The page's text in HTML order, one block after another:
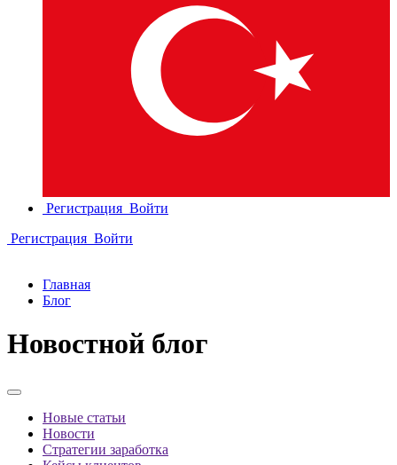
Регистрация Войти
Регистрация Войти
Главная
Блог
Новостной блог
Новые статьи
Новости
Стратегии заработка